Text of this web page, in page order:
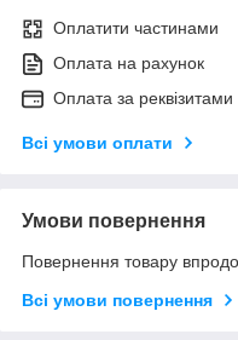
Оплатити частинами
Оплата на рахунок
Оплата за реквізитами
Всі умови оплати
Умови повернення
Повернення товару
Всі умови повернення